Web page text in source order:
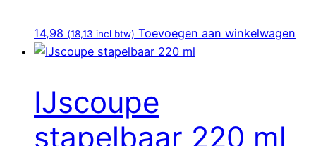
14,98 (18,13 incl btw) Toevoegen aan winkelwagen
IJscoupe
stapelbaar 220 ml